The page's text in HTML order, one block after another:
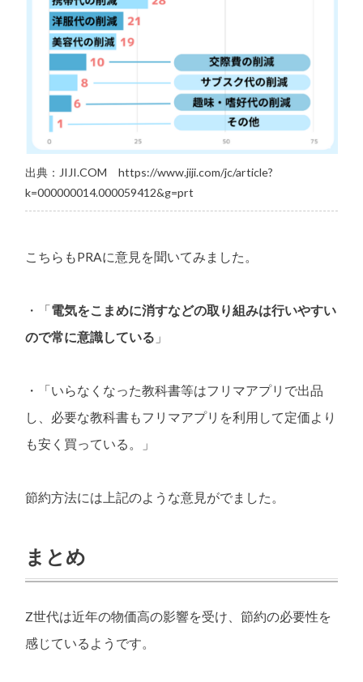
出典：JIJI.COMhttps://www.jiji.com/jc/article?
k=000000014.000059412&g=prt
こちらもPRAに意見を聞いてみました。
・「電気をこまめに消すなどの取り組みは行いやすい
ので常に意識している 」
・「いらなくなった教科書等はフリマアプリで出品
し、必要な教科書もフリマアプリを利用して定価より
も安く買っている。」
節約方法には上記のような意見がでました。
まとめ
Z世代は近年の物価高の影響を受け、節約の必要性を
感じているようです。